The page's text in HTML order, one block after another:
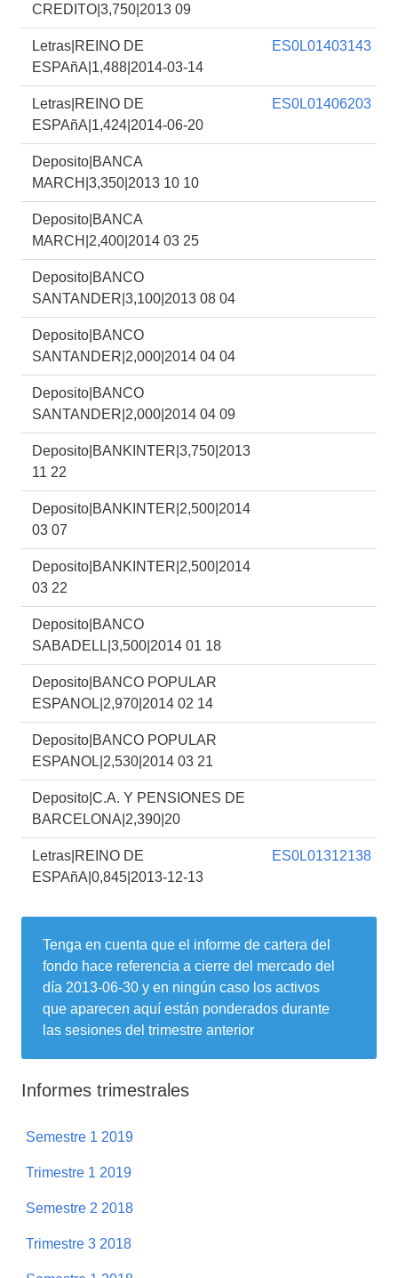
CREDITO|3,750|2013 09
Letras|REINO DE
ESPAñA|1,488|2014-03-14
ES0L01403143
Letras|REINO DE
ESPAñA|1,424|2014-06-20
ES0L01406203
Deposito|BANCA
MARCH|3,350|2013 10 10
Deposito|BANCA
MARCH|2,400|2014 03 25
Deposito|BANCO
SANTANDER|3,100|2013 08 04
Deposito|BANCO
SANTANDER|2,000|2014 04 04
Deposito|BANCO
SANTANDER|2,000|2014 04 09
Deposito|BANKINTER|3,750|2013
11 22
Deposito|BANKINTER|2,500|2014
03 07
Deposito|BANKINTER|2,500|2014
03 22
Deposito|BANCO
SABADELL|3,500|2014 01 18
Deposito|BANCO POPULAR
ESPANOL|2,970|2014 02 14
Deposito|BANCO POPULAR
ESPANOL|2,530|2014 03 21
Deposito|C.A. Y PENSIONES DE
BARCELONA|2,390|20
Letras|REINO DE
ESPAñA|0,845|2013-12-13
ES0L01312138
Tenga en cuenta que el informe de cartera del
fondo hace referencia a cierre del mercado del
día 2013-06-30 y en ningún caso los activos
que aparecen aquí están ponderados durante
las sesiones del trimestre anterior
Informes trimestrales
Semestre 1 2019
Trimestre 1 2019
Semestre 2 2018
Trimestre 3 2018